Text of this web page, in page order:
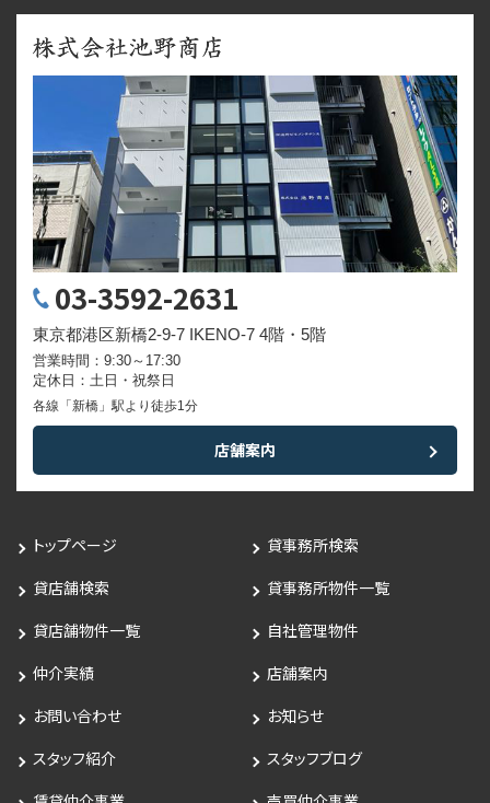
03-3592-2631
東京都港区新橋2-9-7 IKENO-7 4階・5階
営業時間：9:30～17:30
定休日：土日・祝祭日
各線「新橋」駅より徒歩1分
店舗案内
トップページ
貸事務所検索
貸店舗検索
貸事務所物件一覧
貸店舗物件一覧
自社管理物件
仲介実績
店舗案内
お問い合わせ
お知らせ
スタッフ紹介
スタッフブログ